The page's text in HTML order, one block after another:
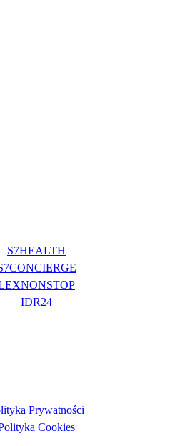
S7HEALTH
IDR24
Prywatności
Cookies